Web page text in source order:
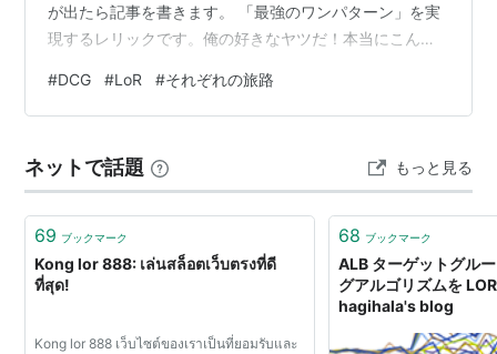
が出たら記事を書きます。 「最強のワンパターン」を実
現するレリックです。俺の好きなヤツだ！本当にこんな
P2W？？？！？！？ まだ買えるぞ急げ！！いや急がなく
てもいい。
#DCG #LoR #それぞれの旅路
ネットで話題 もっと見る
69 ブックマーク
Kong lor 888: เล่นสล็อตเว็บตรงที่ดี
ที่สุด!
Kong lor 888 เว็บไซต์ของเราเป็นที่ยอมรับและ
68 ブックマーク
ALB ターゲットグル
グアルゴリズムを
hagihala's blog